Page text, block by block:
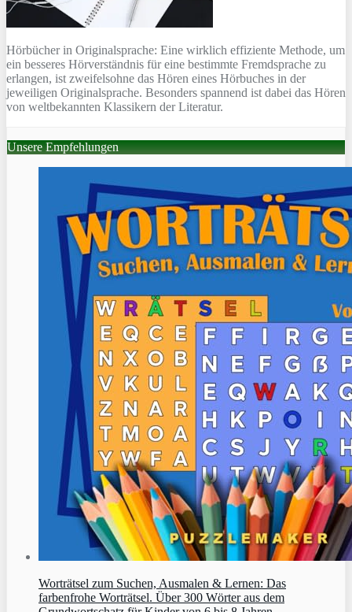
Hörbücher in Originalsprache: Eine wirklich effiziente Methode, um
ein besseres Hörverständnis für eine bestimmte Fremdsprache zu
erlangen, ist zweifelsohne das Hören eines Hörbuches in der
jeweiligen Originalsprache. Besonders spannend ist dabei das Hören
von weltbekannten Klassikern der Literatur.
Unsere Empfehlungen
Worträtsel zum Suchen, Ausmalen & Lernen: Das
farbenfrohe Worträtsel. Über 300 Wörter aus dem